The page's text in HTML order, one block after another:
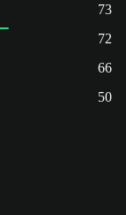
73
72
66
50